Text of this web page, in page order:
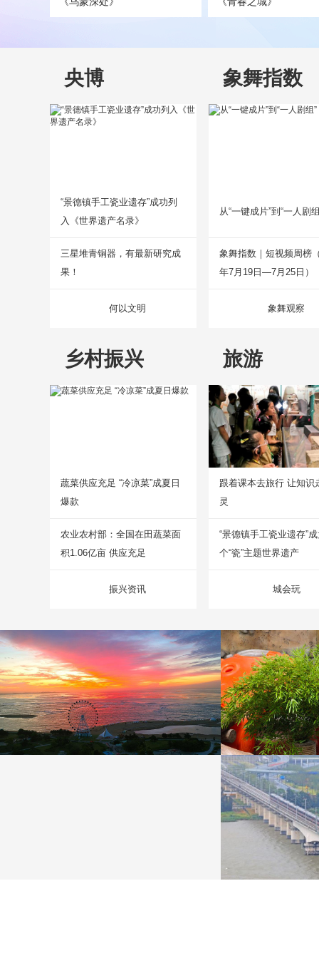
央博
“景德镇手工瓷业遗存”成功列
入《世界遗产名录》
三星堆青铜器，有最新研究成
果！
何以文明
象舞指数
从“一键成片”到“一人剧
象舞指数｜短视频周榜
年7月19日—7月25日）
象舞观察
乡村振兴
蔬菜供应充足 “冷凉菜”成夏日
爆款
农业农村部：全国在田蔬菜面
积1.06亿亩 供应充足
振兴资讯
旅游
跟着课本去旅行 让知识
灵
“景德镇手工瓷业遗存”
个“瓷”主题世界遗产
城会玩
江苏南通：大熊
8月9日，江苏南通，